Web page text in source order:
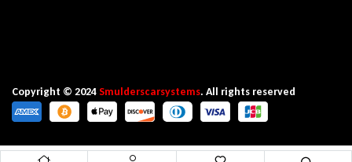
Copyright © 2024Smulderscarsystems. All rights reserved